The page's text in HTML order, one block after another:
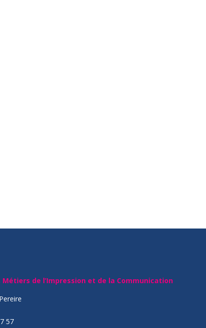
de l’Impression et de la Communication
57